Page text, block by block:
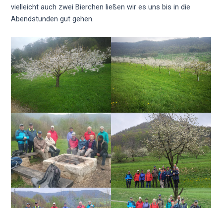
vielleicht auch zwei Bierchen ließen wir es uns bis in die
Abendstunden gut gehen.